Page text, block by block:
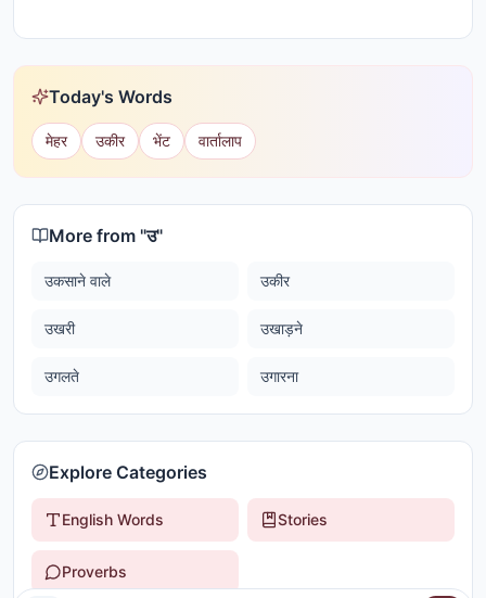
Today's Words
मेहर उकीर भेंट वार्तालाप
More from "उ"
उकसाने वाले उकीर
उखरी उखाड़ने
उगलते उगारना
Explore Categories
English Words Stories
Proverbs